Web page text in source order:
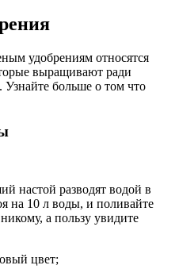
удобрениям относятся
выращивают ради
больше о том что
настой разводят водой в
на 10 л воды, и поливайте
а пользу увидите
цвет;